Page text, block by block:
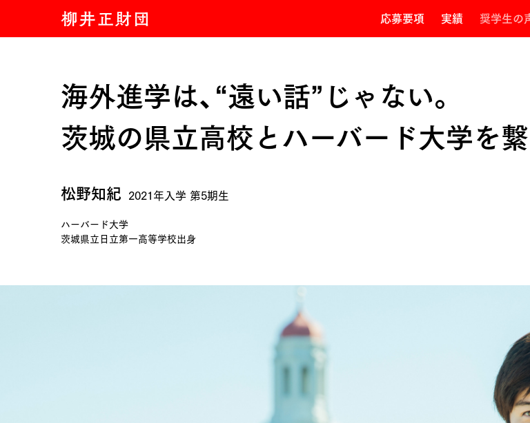
応募要項 実績 奨学生の
海外進学は、“遠い話”じゃない。
茨城の県立高校とハーバード大学を繋
松野知紀 2021年入学 第5期生
ハーバード大学
茨城県立日立第一高等学校出身